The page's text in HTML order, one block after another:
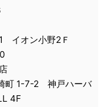
イオン小野2Ｆ
町 1-7-2 神戸ハーバ
4F